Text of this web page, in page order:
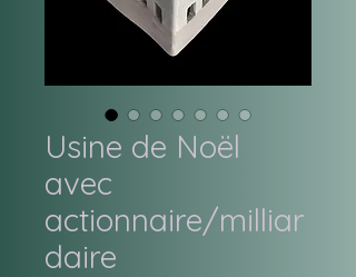
Usine de Noël
avec
actionnaire/milliar
daire